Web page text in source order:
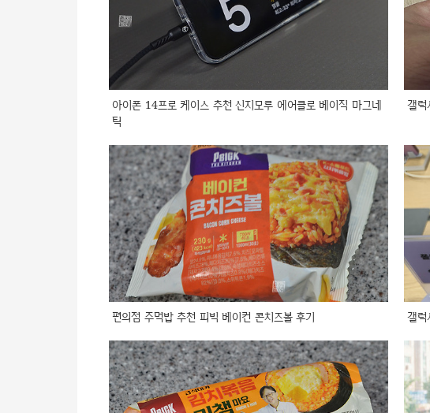
아이폰 14프로 케이스 추천 신지모루 에어클로 베이직 마그네
틱
갤럭
편의점 주먹밥 추천 피빅 베이컨 콘치즈볼 후기 갤럭